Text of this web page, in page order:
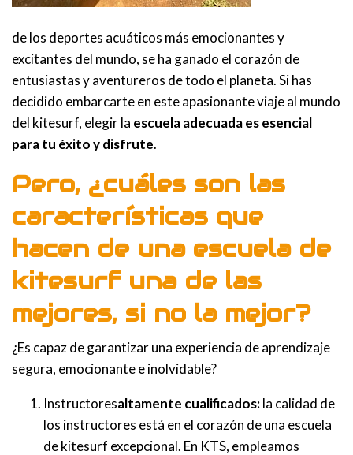
de los deportes acuáticos más emocionantes y
excitantes del mundo, se ha ganado el corazón de
entusiastas y aventureros de todo el planeta. Si has
decidido embarcarte en este apasionante viaje al mundo
del kitesurf, elegir la escuela adecuada es esencial
para tu éxito y disfrute.
Pero, ¿cuáles son las
características que
hacen de una escuela de
kitesurf una de las
mejores, si no la mejor?
¿Es capaz de garantizar una experiencia de aprendizaje
segura, emocionante e inolvidable?
Instructoresaltamente cualificados:la calidad de
los instructores está en el corazón de una escuela
de kitesurf excepcional. En KTS, empleamos